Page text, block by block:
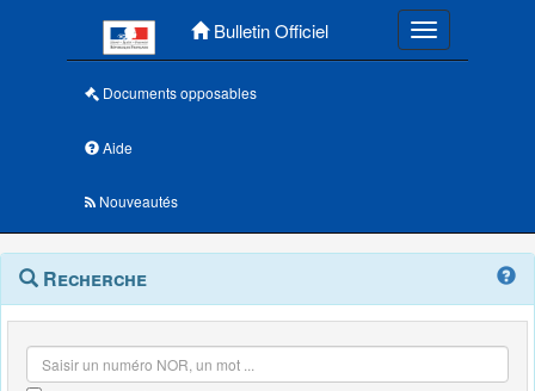
Bulletin Officiel Toggle
Documents opposables
Aide
Nouveautés
Navigation
outils
Menu
contextuel
Recherche